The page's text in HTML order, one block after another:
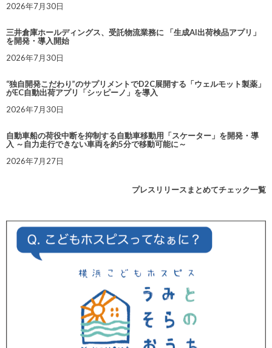
2026年7月30日
三井倉庫ホールディングス、受託物流業務に 「生成AI出荷検品アプリ」
を開発・導入開始
2026年7月30日
“独自開発こだわり”のサプリメントでD2C展開する「ウェルモット製薬」
がEC自動出荷アプリ「シッピーノ」を導入
2026年7月30日
自動車船の荷役中断を抑制する自動車移動用「スケーター」を開発・導
入 ～自力走行できない車両を約5分で移動可能に～
2026年7月27日
プレスリリースまとめてチェック一覧